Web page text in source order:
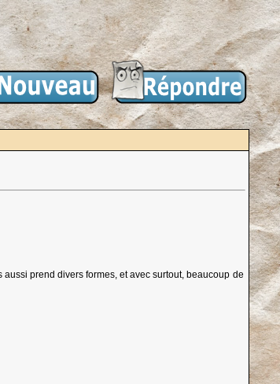
prend divers formes, et avec surtout, beaucoup de